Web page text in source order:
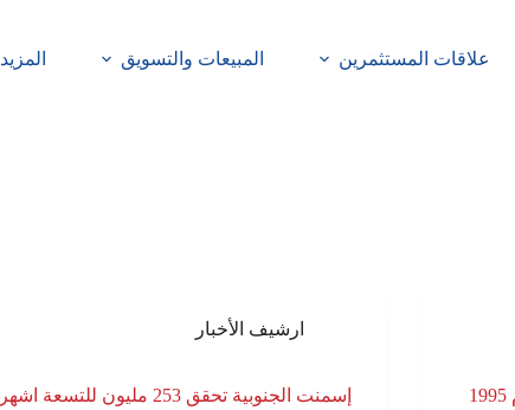
علاقات المستثمرين المبيعات والتسويق المزيد
ارشيف الأخبار
إسمنت الجنوبية تحقق 253 مليون للتسعة اشهر